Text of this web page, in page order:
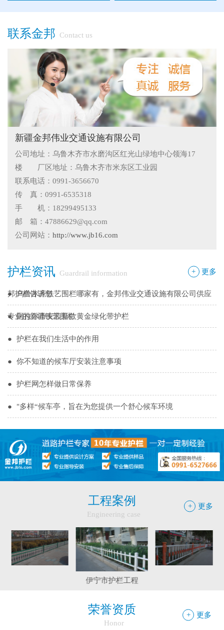
联系金邦 Contact us
新疆金邦伟业交通设施有限公司
公司地址：乌鲁木齐市水磨沟区红光山绿地中心领海17
楼 厂区地址：乌鲁木齐市米东区工业园
联系电话：0991-3656670
传 真：0991-6535318
手 机：18299495133
邮 箱：47886629@qq.com
公司网站： http://www.jb16.com
+ 更多
护栏资讯 Guardrail information
专业的新疆铁艺围栏
阿拉尔市安装新款黄金绿化带护栏
● 护栏在我们生活中的作用
你不知道的候车厅安装注意事项
护栏网怎样做日常保养
"多样“候车亭，旨在为您提供一个舒心候车环境
候车亭规格型号小解
隔离栅的防腐与使用寿命关系
新疆那拉提草原围网选用样式
邦护栏告诉您
● 乌鲁木齐铁艺围栏哪家有，金邦伟业交通设施有限公司供应
专业的新疆铁艺围栏
● 阿拉尔市安装新款黄金绿化带护栏
● 护栏在我们生活中的作用
● 你不知道的候车厅安装注意事项
● 护栏网怎样做日常保养
● "多样“候车亭，旨在为您提供一个舒心候车环境
● 候车亭规格型号小解
+ 更多
工程案例
Engineering case
和静县护栏工程
+ 更多
荣誉资质
Honor
边框护栏网：新疆金邦伟业以匠心铸...